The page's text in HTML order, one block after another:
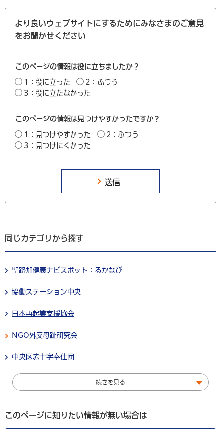
より良いウェブサイトにするためにみなさまのご意見
をお聞かせください
このページの情報は役に立ちましたか？
1：役に立った
2：ふつう
3：役に立たなかった
このページの情報は見つけやすかったですか？
1：見つけやすかった
2：ふつう
3：見つけにくかった
同じカテゴリから探す
聖路加健康ナビスポット：るかなび
協働ステーション中央
日本再起業支援協会
NGO外反母趾研究会
中央区赤十字奉仕団
続きを見る
このページに知りたい情報が無い場合は